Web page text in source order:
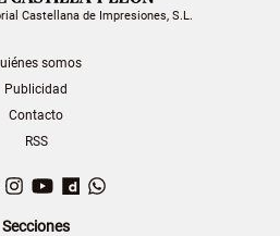
Castellana de Impresiones, S.L.
somos
Publicidad
Contacto
RSS
TwitterInstagram
YouTubeDailymotion
Secciones